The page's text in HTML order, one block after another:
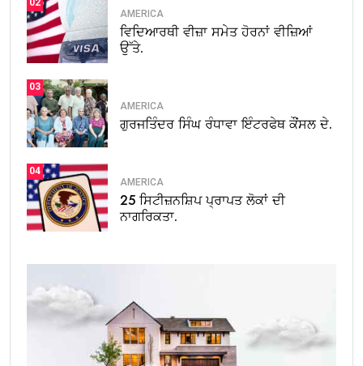
02
AMERICA
ਵਿਦਿਆਰਥੀ ਵੀਜ਼ਾ ਸਮੇਤ ਹੋਰਨਾਂ ਵੀਜ਼ਿਆਂ
ਉੱਤੇ.
03
AMERICA
ਗੁਰਜਤਿੰਦਰ ਸਿੰਘ ਰੰਧਾਵਾ ਇੰਟਰਫੇਥ ਕੌਂਸਲ ਦੇ.
04
AMERICA
25 ਸਿਟੀਜ਼ਨਸ਼ਿਪ ਪ੍ਰਾਪਤ ਲੋਕਾਂ ਦੀ
ਨਾਗਰਿਕਤਾ.